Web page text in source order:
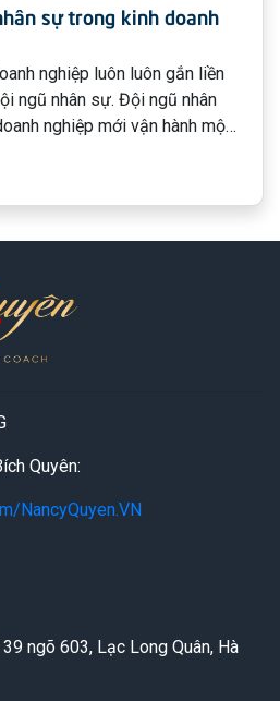
sự trong kinh doanh
nghiệp luôn luôn gắn liền
ngũ nhân sự. Đội ngũ nhân
nghiệp mới vận hành một
hỏi sự khéo léo mềm mại,
nhất quán. Đây là bí quyết
Quyên:
NancyQuyen.VN
ngõ 603, Lạc Long Quân, Hà